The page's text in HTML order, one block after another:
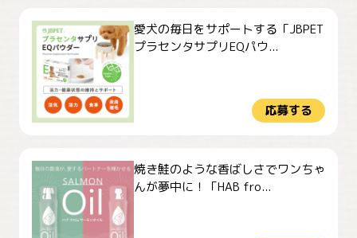
愛犬の毎日をサポートする「JBPET
プラセンタサプリEQパウ...
応募する
焼き鮭のような香ばしさでワンちゃ
んが夢中に！「HAB fro...